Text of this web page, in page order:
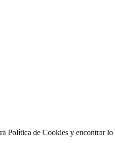
Política de Cookies y encontrar